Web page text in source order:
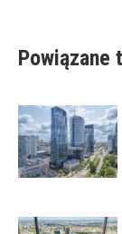
Powiązane